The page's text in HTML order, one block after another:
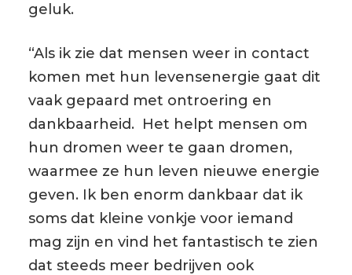
geluk.
“Als ik zie dat mensen weer in contact
komen met hun levensenergie gaat dit
vaak gepaard met ontroering en
dankbaarheid. Het helpt mensen om
hun dromen weer te gaan dromen,
waarmee ze hun leven nieuwe energie
geven. Ik ben enorm dankbaar dat ik
soms dat kleine vonkje voor iemand
mag zijn en vind het fantastisch te zien
dat steeds meer bedrijven ook